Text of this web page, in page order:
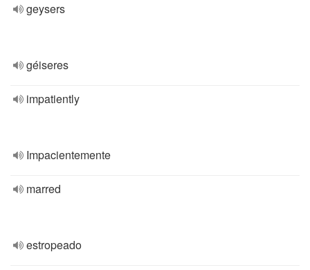
geysers
géiseres
impatiently
Impacientemente
marred
estropeado